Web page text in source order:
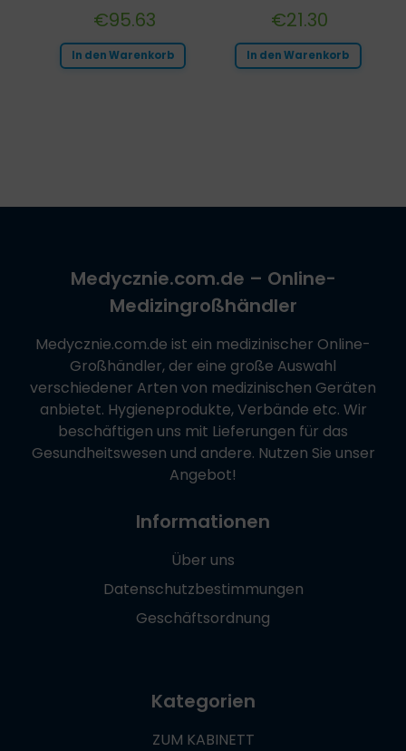
€21.30
In den Warenkorb
€95.63
In den Warenkorb
Medycznie.com.de – Online-
Medizingroßhändler
Medycznie.com.de ist ein medizinischer Online-
Großhändler, der eine große Auswahl
verschiedener Arten von medizinischen Geräten
anbietet. Hygieneprodukte, Verbände etc. Wir
beschäftigen uns mit Lieferungen für das
Gesundheitswesen und andere. Nutzen Sie unser
Angebot!
Informationen
Über uns
Datenschutzbestimmungen
Geschäftsordnung
Kategorien
ZUM KABINETT